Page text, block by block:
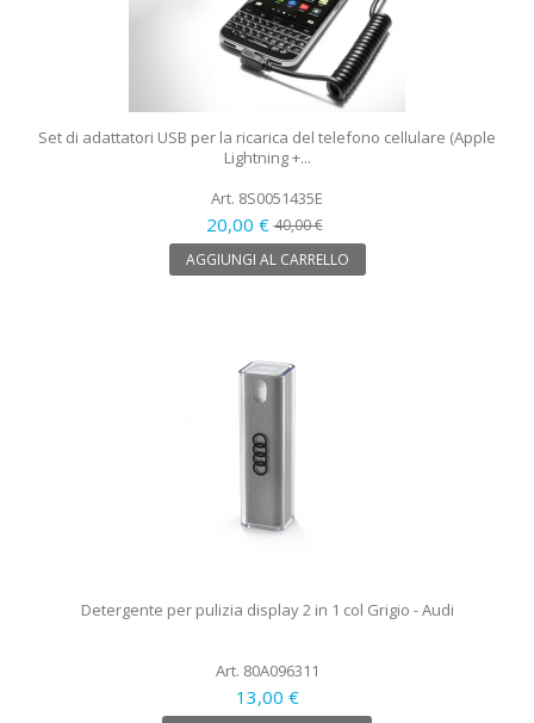
Set di adattatori USB per la ricarica del telefono cellulare (Apple
Lightning +...
Art. 8S0051435E
20,00 €40,00 €
AGGIUNGI AL CARRELLO
Detergente per pulizia display 2 in 1 col Grigio - Audi
Art. 80A096311
13,00 €